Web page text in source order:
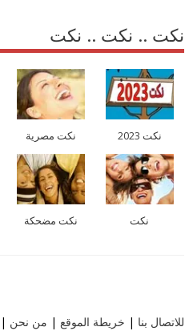
نكت .. نكت .. نكت
نكت 2023 نكت مصرية
نكت نكت مضحكة
للاتصال بنا | خريطة الموقع | من نحن |